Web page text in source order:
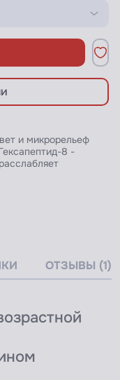
и микрорельеф
8 -
ОТЗЫВЫ (1)